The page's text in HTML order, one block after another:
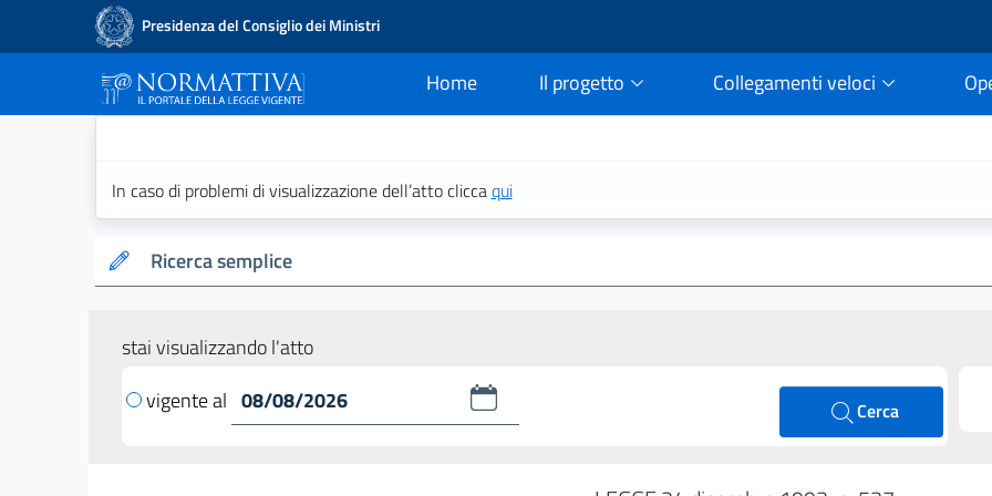
Presidenza del Consiglio dei Ministri
Home
current Il progetto Collegamenti veloci
In caso di problemi di visualizzazione dell’atto cliccaqui
Ricerca semplice
stai visualizzando l'atto
vigente al
Cerca